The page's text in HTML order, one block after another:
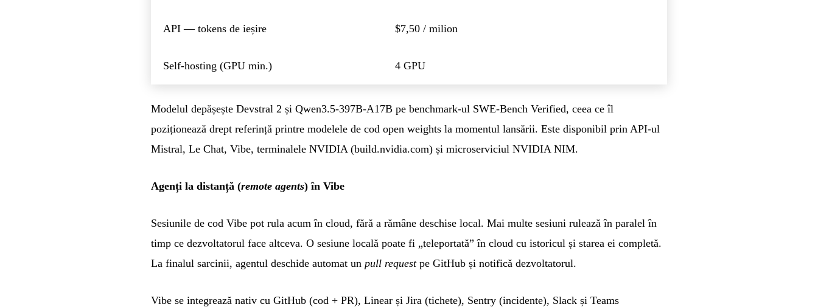
API — tokens de ieșire $7,50 / milion
Self-hosting (GPU min.) 4 GPU
Modelul depășește Devstral 2 și Qwen3.5-397B-A17B pe benchmark-ul SWE-Bench Verified, ceea ce îl
poziționează drept referință printre modelele de cod open weights la momentul lansării. Este disponibil prin API-ul
Mistral, Le Chat, Vibe, terminalele NVIDIA (build.nvidia.com) și microserviciul NVIDIA NIM.
Agenți la distanță (remote agents) în Vibe
Sesiunile de cod Vibe pot rula acum în cloud, fără a rămâne deschise local. Mai multe sesiuni rulează în paralel în
timp ce dezvoltatorul face altceva. O sesiune locală poate fi „teleportată” în cloud cu istoricul și starea ei completă.
La finalul sarcinii, agentul deschide automat un pull requestpe GitHub și notifică dezvoltatorul.
Vibe se integrează nativ cu GitHub (cod + PR), Linear și Jira (tichete), Sentry (incidente), Slack și Teams